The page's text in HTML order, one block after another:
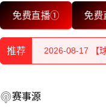
免费直播① 免
推荐
2026-08-18 【
2026-08-17 【
赛事源